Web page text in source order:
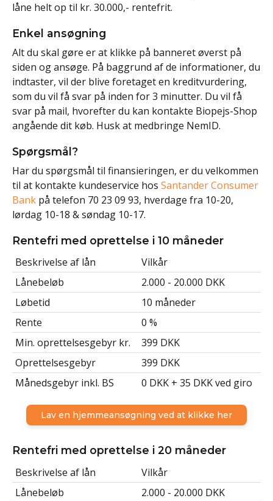
låne helt op til kr. 30.000,- rentefrit.
Enkel ansøgning
Alt du skal gøre er at klikke på banneret øverst på
siden og ansøge. På baggrund af de informationer, du
indtaster, vil der blive foretaget en kreditvurdering,
som du vil få svar på inden for 3 minutter. Du vil få
svar på mail, hvorefter du kan kontakte Biopejs-Shop
angående dit køb. Husk at medbringe NemID.
Spørgsmål?
Har du spørgsmål til finansieringen, er du velkommen
til at kontakte kundeservice hos Santander Consumer
Bank på telefon 70 23 09 93, hverdage fra 10-20,
lørdag 10-18 & søndag 10-17.
Rentefri med oprettelse i 10 måneder
Beskrivelse af lån
Vilkår
Lånebeløb
2.000 - 20.000 DKK
Løbetid
10 måneder
Rente
0 %
Min. oprettelsesgebyr kr.
399 DKK
Oprettelsesgebyr
399 DKK
Månedsgebyr inkl. BS
0 DKK + 35 DKK ved giro
Lav en hjemmeansøgning ved at klikke her
Rentefri med oprettelse i 20 måneder
Beskrivelse af lån
Vilkår
Lånebeløb
2.000 - 20.000 DKK